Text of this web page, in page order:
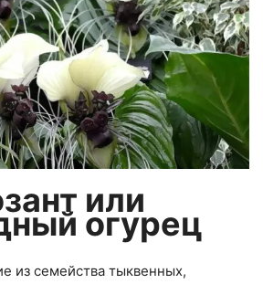
или
огурец
из семейства тыквенных,